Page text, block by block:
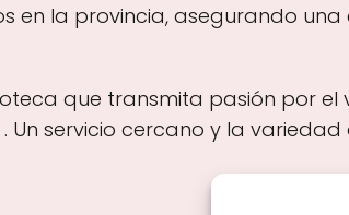
en la provincia, asegurando
que transmita pasión por el
servicio cercano y la